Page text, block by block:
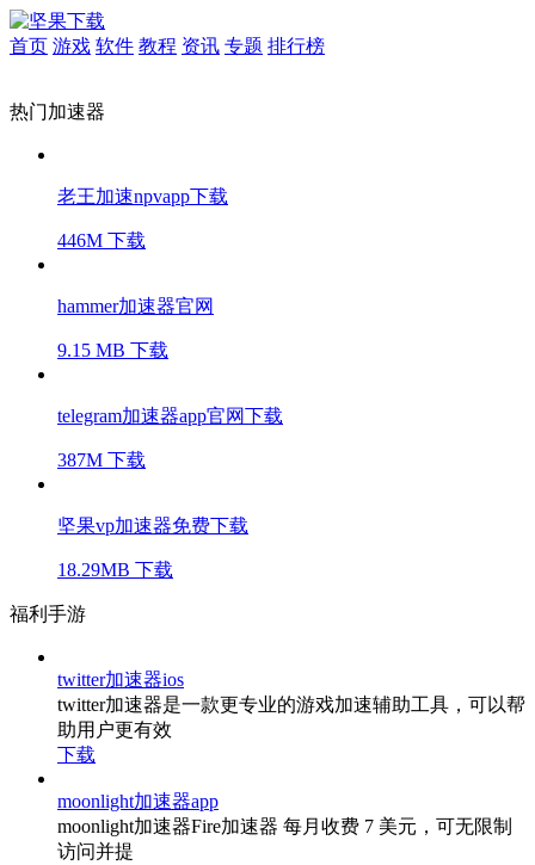
首页 游戏 软件 教程 资讯 专题 排行榜
热门加速器
老王加速npvapp下载
446M 下载
hammer加速器官网
9.15 MB 下载
telegram加速器app官网下载
387M 下载
坚果vp加速器免费下载
18.29MB 下载
福利手游
twitter加速器ios
twitter加速器是一款更专业的游戏加速辅助工具，可以帮
助用户更有效
下载
moonlight加速器app
moonlight加速器Fire加速器 每月收费 7 美元，可无限制
访问并提